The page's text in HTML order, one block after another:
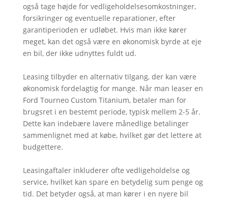
også tage højde for vedligeholdelsesomkostninger,
forsikringer og eventuelle reparationer, efter
garantiperioden er udløbet. Hvis man ikke kører
meget, kan det også være en økonomisk byrde at eje
en bil, der ikke udnyttes fuldt ud.
Leasing tilbyder en alternativ tilgang, der kan være
økonomisk fordelagtig for mange. Når man leaser en
Ford Tourneo Custom Titanium, betaler man for
brugsret i en bestemt periode, typisk mellem 2-5 år.
Dette kan indebære lavere månedlige betalinger
sammenlignet med at købe, hvilket gør det lettere at
budgettere.
Leasingaftaler inkluderer ofte vedligeholdelse og
service, hvilket kan spare en betydelig sum penge og
tid. Det betyder også, at man kører i en nyere bil